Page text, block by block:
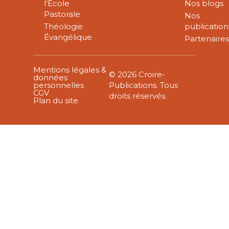
l’École
Pastorale
Théologie
Évangélique
Nos blogs
Nos
Partenaires
Mentions légales &
données
personnelles
CGV
Plan du site
© 2026 Croire-
Publications. Tous
droits réservés.